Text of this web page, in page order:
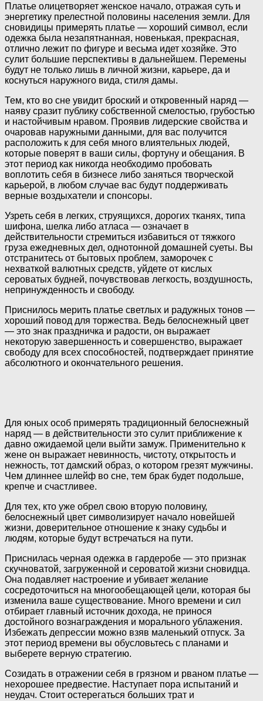
Платье олицетворяет женское начало, отражая суть и
энергетику прелестной половины населения земли. Для
сновидицы примерять платье — хороший символ, если
одежка была незапятнанная, новенькая, прекрасная,
отлично лежит по фигуре и весьма идет хозяйке. Это
сулит большие перспективы в дальнейшем. Перемены
будут не только лишь в личной жизни, карьере, да и
коснуться наружного вида, стиля дамы.
Тем, кто во сне увидит броский и откровенный наряд —
наяву сразит публику собственной смелостью, грубостью
и настойчивым нравом. Проявив лидерские свойства и
очаровав наружными данными, для вас получится
расположить к для себя много влиятельных людей,
которые поверят в ваши силы, фортуну и обещания. В
этот период как никогда необходимо пробовать
воплотить себя в бизнесе либо заняться творческой
карьерой, в любом случае вас будут поддерживать
верные воздыхатели и спонсоры.
Узреть себя в легких, струящихся, дорогих тканях, типа
шифона, шелка либо атласа — означает в
действительности стремиться избавиться от тяжкого
груза ежедневных дел, однотонной домашней суеты. Вы
отстранитесь от бытовых проблем, заморочек с
нехваткой валютных средств, уйдете от кислых
сероватых будней, почувствовав легкость, воздушность,
непринужденность и свободу.
Приснилось мерить платье светлых и радужных тонов —
хороший повод для торжества. Ведь белоснежный цвет
— это знак праздничка и радости, он выражает
некоторую завершенность и совершенство, выражает
свободу для всех способностей, подтверждает принятие
абсолютного и окончательного решения.
Для юных особ примерять традиционный белоснежный
наряд — в действительности это сулит приближение к
давно ожидаемой цели выйти замуж. Применительно к
жене он выражает невинность, чистоту, открытость и
нежность, тот дамский образ, о котором грезят мужчины.
Чем длиннее шлейф во сне, тем брак будет подольше,
крепче и счастливее.
Для тех, кто уже обрел свою вторую половину,
белоснежный цвет символизирует начало новейшей
жизни, доверительное отношение к знаку судьбы и
людям, которые будут встречаться на пути.
Приснилась черная одежка в гардеробе — это признак
скучноватой, загруженной и сероватой жизни сновидца.
Она подавляет настроение и убивает желание
сосредоточиться на многообещающей цели, которая бы
изменила ваше существование. Много времени и сил
отбирает главный источник дохода, не принося
достойного вознаграждения и морального ублажения.
Избежать депрессии можно взяв маленький отпуск. За
этот период времени вы обусловьтесь с планами и
выберете верную стратегию.
Созидать в отражении себя в грязном и рваном платье —
нехорошее предвестие. Наступает пора испытаний и
неудач. Стоит остерегаться больших трат и